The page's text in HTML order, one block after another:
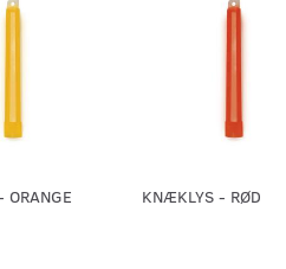
KNÆKLYS - RØD